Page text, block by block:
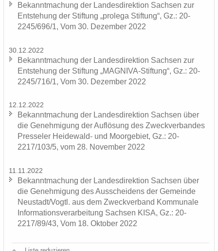
Be­kannt­ma­chung der Lan­des­di­rek­ti­on Sach­sen zur
Ent­ste­hung der Stif­tung „pro­le­ga Stif­tung“, Gz.: 20-
2245/696/1, Vom 30. De­zem­ber 2022
30.12.2022
Be­kannt­ma­chung der Lan­des­di­rek­ti­on Sach­sen zur
Ent­ste­hung der Stif­tung „MAGNIVA-​Stiftung“, Gz.: 20-
2245/716/1, Vom 30. De­zem­ber 2022
12.12.2022
Be­kannt­ma­chung der Lan­des­di­rek­ti­on Sach­sen über
die Ge­neh­mi­gung der Auf­lö­sung des Zweck­ver­ban­des
Pres­se­ler Heidewald-​ und Moor­ge­biet, Gz.: 20-
2217/103/5, vom 28. No­vem­ber 2022
11.11.2022
Be­kannt­ma­chung der Lan­des­di­rek­ti­on Sach­sen über
die Ge­neh­mi­gung des Aus­schei­dens der Ge­mein­de
Neu­stadt/Vogtl. aus dem Zweck­ver­band Kom­mu­na­le
In­for­ma­ti­ons­ver­ar­bei­tung Sach­sen KISA, Gz.: 20-
2217/89/43, Vom 18. Ok­to­ber 2022